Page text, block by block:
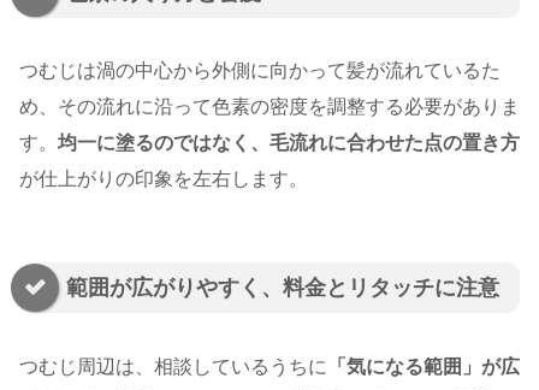
つむじは渦の中心から外側に向かって髪が流れているた
め、その流れに沿って色素の密度を調整する必要がありま
す。 均一に塗るのではなく、毛流れに合わせた点の置き方
が仕上がりの印象を左右します。
範囲が広がりやすく、料金とリタッチに注意
つむじ周辺は、相談しているうちに
「気になる範囲」が広